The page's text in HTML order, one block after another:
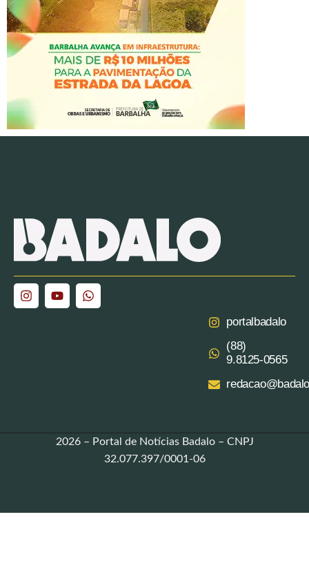
portalbadalo
(88)
9.8125‑0565‬
2026 – Portal de Notícias Badalo – CNPJ
32.077.397/0001-06